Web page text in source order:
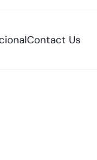
Contact Us